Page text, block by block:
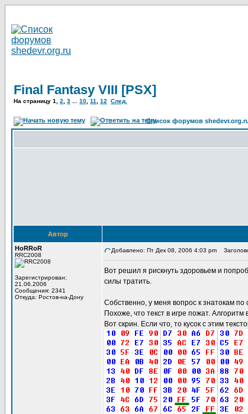
Final Fantasy VIII [PSX]
На страницу 1 2 3 10 11 12 След.
Список форумов
Автор
HoRRoR
RRC2008
Зарегистрирован:
21.06.2006
Сообщения: 2341
Откуда: Ростов-на-Дону
Добавлено: Пт Дек 08, 2006 4:03 pm
Вот решил я рискнуть здоровьем и
силы тратить.
Собственно, у меня вопрос к знатокам по
Похоже, что текст в игре пожат.
Вот скрин. Если что, то кусок с этим